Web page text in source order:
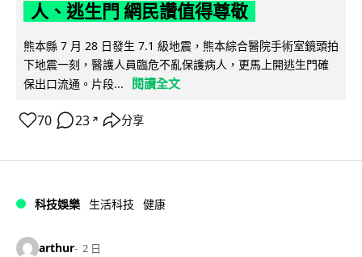
人、逃生門 網民讚值得尊敬
熊本縣 7 月 28 日發生 7.1 級地震，熊本綜合醫院手術室鏡頭拍
下地震一刻，醫護人員臨危不亂保護病人，更馬上開逃生門確
保出口流通。片段...
閱讀全文
70 23 ↗ 分享
科技娛樂 生活科技 健康
arthur 2 日